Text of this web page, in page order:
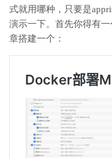
式就用哪种，只要是
演示一下。首先你得有
章搭建一个：